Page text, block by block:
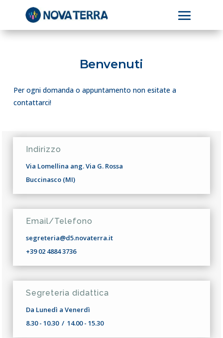
Benvenuti
Per ogni domanda o appuntamento non esitate a
contattarci!
Indirizzo
Via Lomellina ang. Via G. Rossa
Buccinasco (MI)
Email/Telefono
segreteria@d5.novaterra.it
+39 02 4884 3736
Segreteria didattica
Da Lunedì a Venerdì
8.30 - 10.30 / 14.00 - 15.30